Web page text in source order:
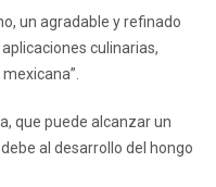
un agradable y refinado
culinarias,
que puede alcanzar un
al desarrollo del hongo